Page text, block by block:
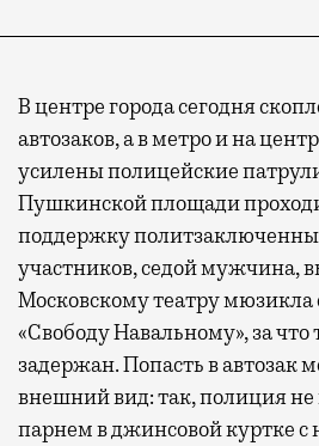
В центре города сегодня
автозаков, а в метро и на
усилены полицейские
Пушкинской площади
поддержку
участников, седой мужчина,
Московскому театру мюзикла
«Свободу Навальному», за
задержан. Попасть в автозак
внешний вид: так, полиция не
парнем в джинсовой куртке